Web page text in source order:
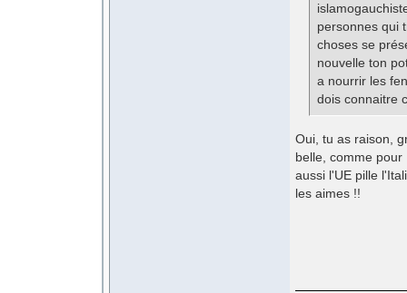
personnes qui
choses se
nouvelle ton
a nourrir les
dois connaitre
Oui, tu as raison,
belle, comme
aussi l'UE pille
les aimes !!